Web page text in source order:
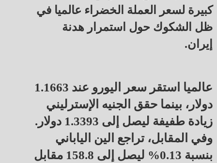
كبيرة لسعر العملة الخضراء عالميا في
ظل الشكوك حول استمرار هدنة
إيران.
عالميا استقر سعر اليورو عند 1.1663
دولار، بينما حقق الجنيه الإسترليني
زيادة طفيفة ليصل إلى 1.3393 دولار.
وفي المقابل، تراجع الين الياباني
بنسبة 0.13% ليصل إلى 158.8 مقابل